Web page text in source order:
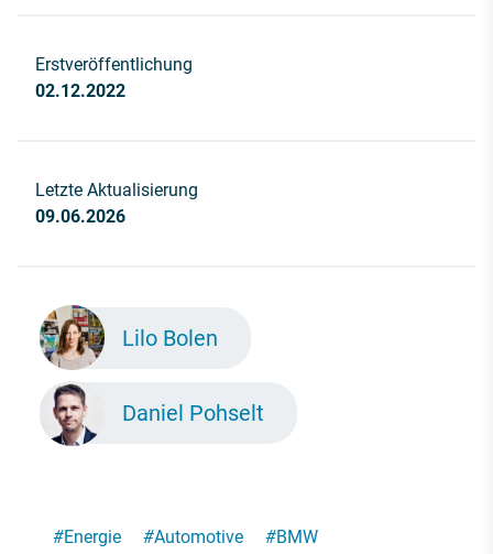
Erstveröffentlichung
02.12.2022
Letzte Aktualisierung
09.06.2026
Lilo Bolen
Daniel Pohselt
#Energie #Automotive #BMW